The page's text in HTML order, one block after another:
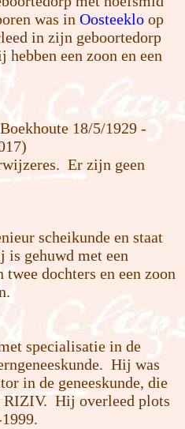
was in Oosteeklo op
in zijn geboortedorp
een zoon en een
18/5/1929 -
Er zijn geen
scheikunde en staat
gehuwd met een
dochters en een zoon
specialisatie in de
Hij was
in de geneeskunde, die
RIZIV. Hij overleed plots